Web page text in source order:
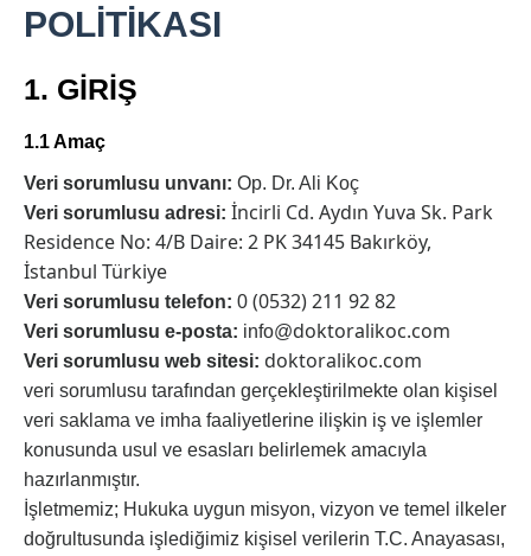
POLİTİKASI
1. GİRİŞ
1.1 Amaç
Veri sorumlusu unvanı: Op. Dr. Ali Koç
Veri sorumlusu adresi: İncirli Cd. Aydın Yuva Sk. Park
Residence No: 4/B Daire: 2 PK 34145 Bakırköy,
İstanbul Türkiye
Veri sorumlusu telefon: 0 (0532) 211 92 82
Veri sorumlusu e-posta: info@doktoralikoc.com
Veri sorumlusu web sitesi: doktoralikoc.com
veri sorumlusu tarafından gerçekleştirilmekte olan kişisel
veri saklama ve imha faaliyetlerine ilişkin iş ve işlemler
konusunda usul ve esasları belirlemek amacıyla
hazırlanmıştır.
İşletmemiz; Hukuka uygun misyon, vizyon ve temel ilkeler
doğrultusunda işlediğimiz kişisel verilerin T.C. Anayasası,